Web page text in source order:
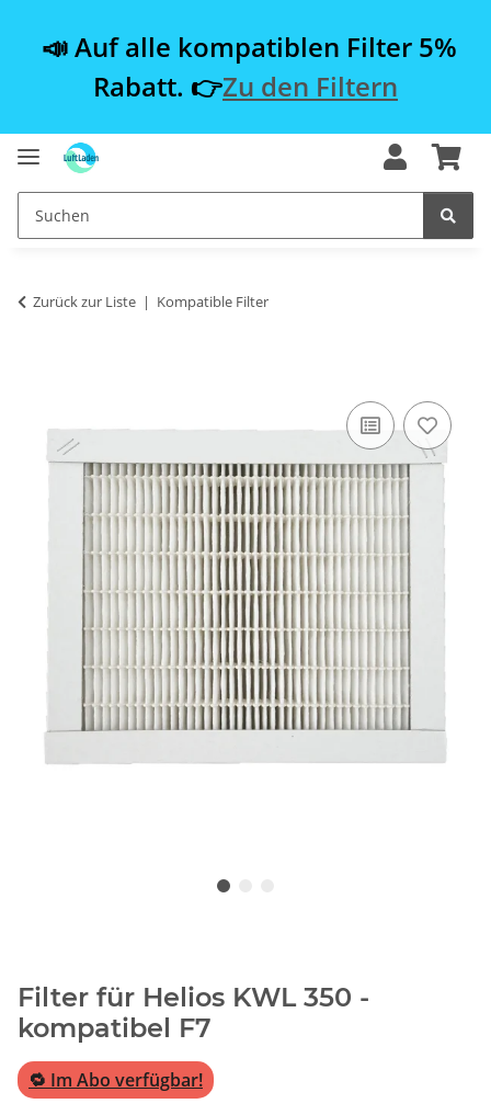
📣 Auf alle kompatiblen Filter 5%
Rabatt. 👉Zu den Filtern
Zurück zur Liste Kompatible Filter
Filter für Helios KWL 350 -
kompatibel F7
🔁 Im Abo verfügbar!